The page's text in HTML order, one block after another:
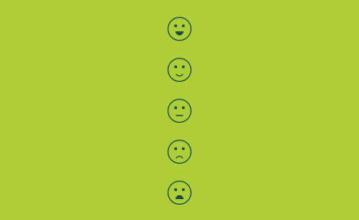
Bewertung auswählen